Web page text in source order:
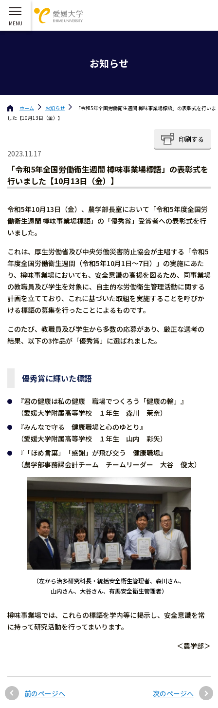
お知らせ
ホーム お知らせ
「令和5年全国労働衛生週間 樽味事業場標語」の表彰式を行いま
した【10月13日（金）】
印刷する
2023.11.17
「令和5年全国労働衛生週間 樽味事業場標語」の表彰式を
行いました【10月13日（金）】
令和5年10月13日（金）、農学部長室において「令和5年度全国労
働衛生週間 樽味事業場標語」の「優秀賞」受賞者への表彰式を行
いました。
これは、厚生労働省及び中央労働災害防止協会が主唱する「令和5
年度全国労働衛生週間（令和5年10月1日～7日）」の実施にあた
り、樽味事業場においても、安全意識の高揚を図るため、同事業場
の教職員及び学生を対象に、自主的な労働衛生管理活動に関する
計画を立てており、これに基づいた取組を実施することを呼びか
ける標語の募集を行ったことによるものです。
このたび、教職員及び学生から多数の応募があり、厳正な選考の
結果、以下の3作品が「優秀賞」に選ばれました。
優秀賞に輝いた標語
『君の健康は私の健康 職場でつくろう「健康の輪」』
（愛媛大学附属高等学校 １年生 森川 茉奈）
『みんなで守る 健康職場と心のゆとり』
（愛媛大学附属高等学校 １年生 山内 彩矢）
『「ほめ言葉」「感謝」が飛び交う 健康職場』
（農学部事務課会計チーム チームリーダー 大谷 俊太）
（左から治多研究科長・統括安全衛生管理者、森川さん、
山内さん、大谷さん、有馬安全衛生管理者）
樽味事業場では、これらの標語を学内等に掲示し、安全意識を常
に持って研究活動を行ってまいります。
＜農学部＞
前のページへ 次のページへ